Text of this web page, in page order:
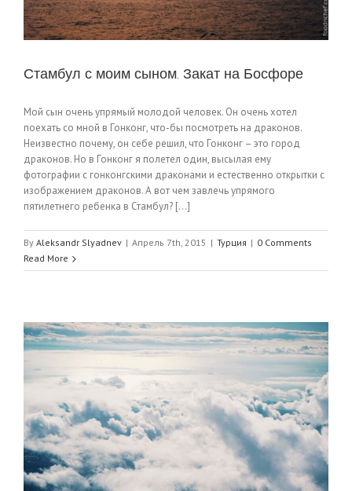
Стамбул с моим сыном. Закат на Босфоре
Мой сын очень упрямый молодой человек. Он очень хотел
поехать со мной в Гонконг, что-бы посмотреть на драконов.
Неизвестно почему, он себе решил, что Гонконг – это город
драконов. Но в Гонконг я полетел один, высылая ему
фотографии с гонконгскими драконами и естественно открытки с
изображением драконов. А вот чем завлечь упрямого
пятилетнего ребенка в Стамбул? [...]
By Aleksandr Slyadnev | Апрель 7th, 2015 | Турция | 0 Comments
Read More